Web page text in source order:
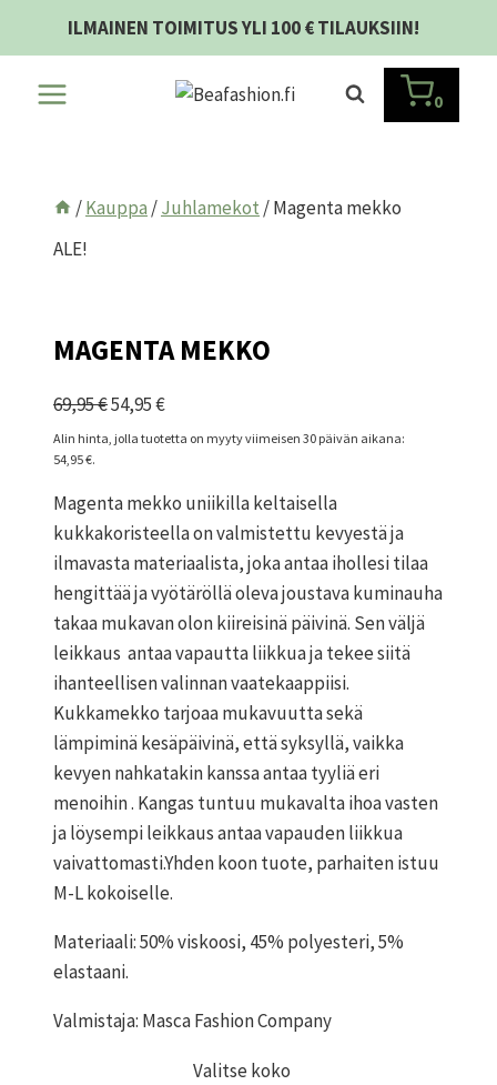
ILMAINEN TOIMITUS YLI 100 € TILAUKSIIN!
0
/Kauppa /Juhlamekot /Magenta mekko
ALE!
MAGENTA MEKKO
69,95€Alkuperäinen
hinta
69,95 €.
54,95€Nykyinen
hinta
54,95 €.
Alin hinta, jolla tuotetta on myyty viimeisen 30 päivän aikana:
54,95€.
Magenta mekko uniikilla keltaisella
kukkakoristeella on valmistettu kevyestä ja
ilmavasta materiaalista, joka antaa ihollesi tilaa
hengittää ja vyötäröllä oleva joustava kuminauha
takaa mukavan olon kiireisinä päivinä. Sen väljä
leikkaus antaa vapautta liikkua ja tekee siitä
ihanteellisen valinnan vaatekaappiisi.
Kukkamekko tarjoaa mukavuutta sekä
lämpiminä kesäpäivinä, että syksyllä, vaikka
kevyen nahkatakin kanssa antaa tyyliä eri
menoihin . Kangas tuntuu mukavalta ihoa vasten
ja löysempi leikkaus antaa vapauden liikkua
vaivattomasti.Yhden koon tuote, parhaiten istuu
M-L kokoiselle.
Materiaali: 50% viskoosi, 45% polyesteri, 5%
elastaani.
Valmistaja: Masca Fashion Company
Valitse koko